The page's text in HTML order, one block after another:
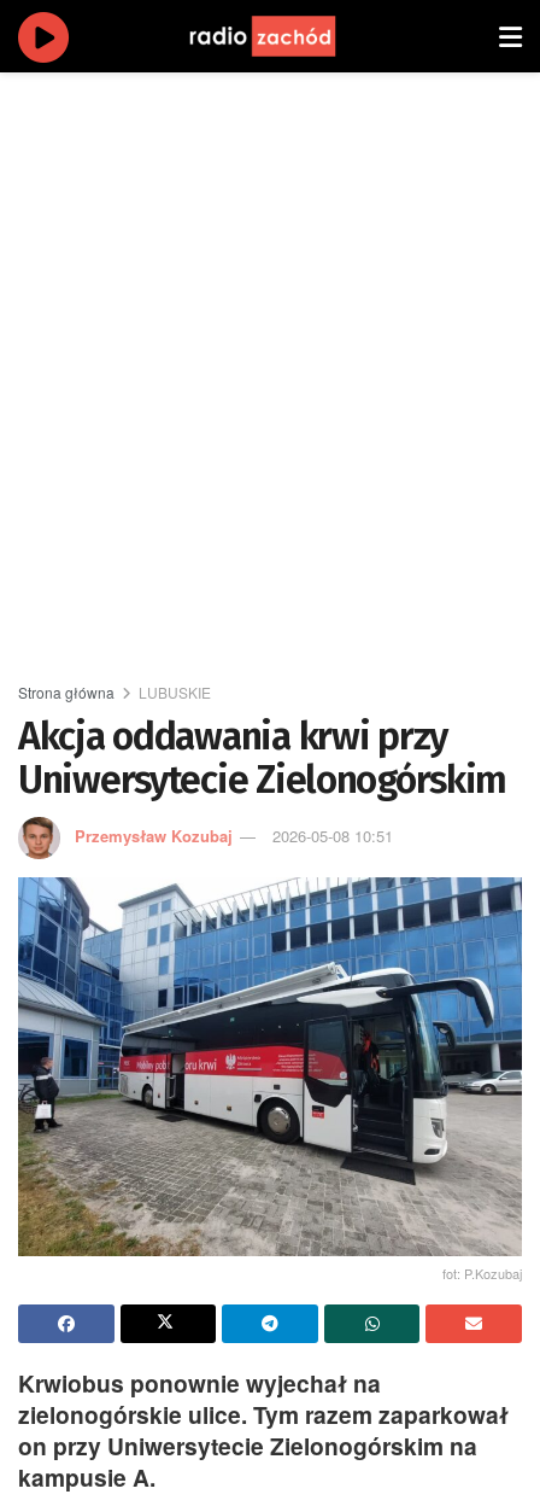
Strona główna LUBUSKIE
Akcja oddawania krwi przy
Uniwersytecie Zielonogórskim
Przemysław Kozubaj 2026-05-08 10:51
fot: P.Kozubaj
Krwiobus ponownie wyjechał na
zielonogórskie ulice. Tym razem zaparkował
on przy Uniwersytecie Zielonogórskim na
kampusie A.